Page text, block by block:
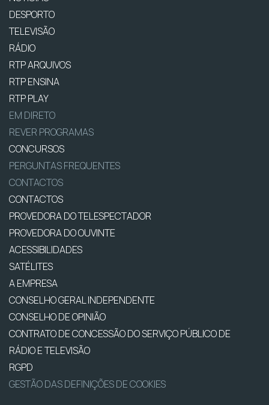
DESPORTO
TELEVISÃO
RÁDIO
RTP ARQUIVOS
RTP ENSINA
RTP PLAY
EM DIRETO
REVER PROGRAMAS
CONCURSOS
PERGUNTAS FREQUENTES
CONTACTOS
CONTACTOS
PROVEDORA DO TELESPECTADOR
PROVEDORA DO OUVINTE
ACESSIBILIDADES
SATÉLITES
A EMPRESA
CONSELHO GERAL INDEPENDENTE
CONSELHO DE OPINIÃO
CONTRATO DE CONCESSÃO DO SERVIÇO PÚBLICO DE
RÁDIO E TELEVISÃO
RGPD
GESTÃO DAS DEFINIÇÕES DE COOKIES